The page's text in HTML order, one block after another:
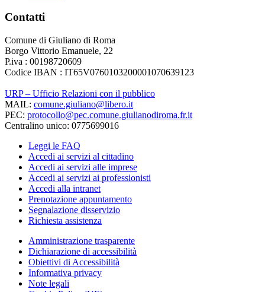
Contatti
Comune di Giuliano di Roma
Borgo Vittorio Emanuele, 22
P.iva : 00198720609
Codice IBAN : IT65V0760103200001070639123
URP – Ufficio Relazioni con il pubblico
MAIL: comune.giuliano@libero.it
PEC: protocollo@pec.comune.giulianodiroma.fr.it
Centralino unico: 0775699016
Leggi le FAQ
Accedi ai servizi al cittadino
Accedi ai servizi alle imprese
Accedi ai servizi ai professionisti
Accedi alla intranet
Prenotazione appuntamento
Segnalazione disservizio
Richiesta assistenza
Amministrazione trasparente
Dichiarazione di accessibilità
Obiettivi di Accessibilità
Informativa privacy
Note legali